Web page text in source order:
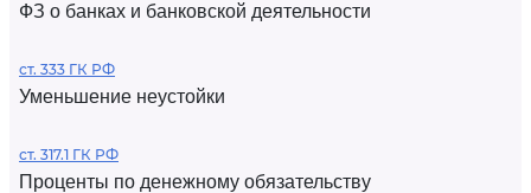
ФЗ о банках и банковской деятельности
ст. 333 ГК РФ
Уменьшение неустойки
ст. 317.1 ГК РФ
Проценты по денежному обязательству